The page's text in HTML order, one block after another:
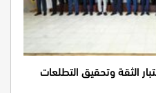
الثقة وتحقيق التطلعات